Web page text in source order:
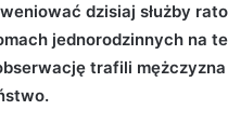
dzisiaj służby
jednorodzinnych na
trafili